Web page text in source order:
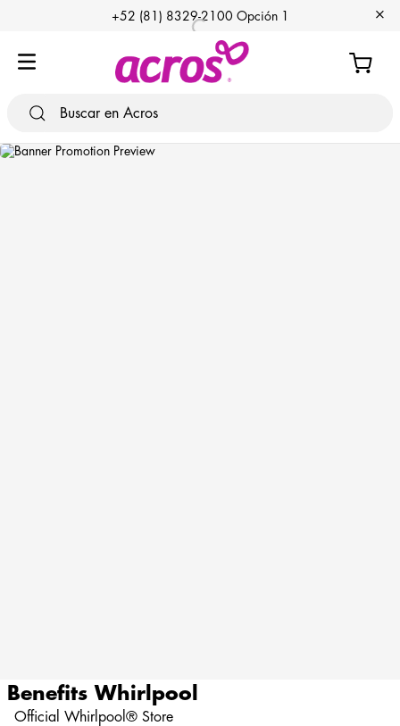
+52 (81) 8329-2100 Opción 1 +
Benefits Whirlpool
Official Whirlpool® Store